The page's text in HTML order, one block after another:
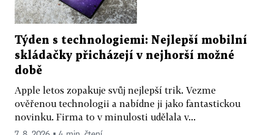
Týden s technologiemi: Nejlepší mobilní
skládačky přicházejí v nejhorší možné
době
Apple letos zopakuje svůj nejlepší trik. Vezme
ověřenou technologii a nabídne ji jako fantastickou
novinku. Firma to v minulosti udělala v...